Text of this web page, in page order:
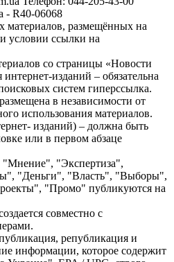
- R40-06068
материалов, размещённых на
условии ссылки на
со страницы «Новости
изданий – обязательна
систем гиперссылка.
в независимости от
использования материалов.
изданий) – должна быть
или в первом абзаце
"Мнение", "Экспертиза",
"Деньги", "Власть", "Выборы",
"Промо" публикуются на
совместно с
републикация и
информации, которое содержит